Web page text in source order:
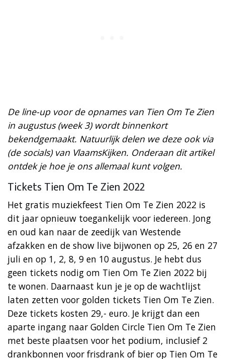
De line-up voor de opnames van Tien Om Te Zien
in augustus (week 3) wordt binnenkort
bekendgemaakt. Natuurlijk delen we deze ook via
(de socials) van VlaamsKijken. Onderaan dit artikel
ontdek je hoe je ons allemaal kunt volgen.
Tickets Tien Om Te Zien 2022
Het gratis muziekfeest Tien Om Te Zien 2022 is
dit jaar opnieuw toegankelijk voor iedereen. Jong
en oud kan naar de zeedijk van Westende
afzakken en de show live bijwonen op 25, 26 en 27
juli en op 1, 2, 8, 9 en 10 augustus. Je hebt dus
geen tickets nodig om Tien Om Te Zien 2022 bij
te wonen. Daarnaast kun je je op de wachtlijst
laten zetten voor golden tickets Tien Om Te Zien.
Deze tickets kosten 29,- euro. Je krijgt dan een
aparte ingang naar Golden Circle Tien Om Te Zien
met beste plaatsen voor het podium, inclusief 2
drankbonnen voor frisdrank of bier op Tien Om Te